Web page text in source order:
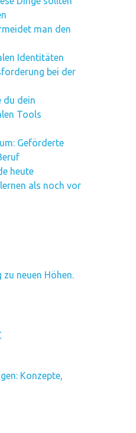
man den
Identitäten
bei der
du dein
Tools
Geförderte
heute
als noch vor
zu neuen Höhen.
Konzepte,